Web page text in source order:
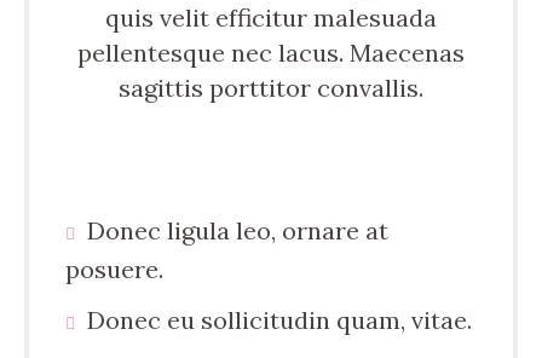
quis velit efficitur malesuada
pellentesque nec lacus. Maecenas
sagittis porttitor convallis.
Donec ligula leo, ornare at
posuere.
Donec eu sollicitudin quam, vitae.